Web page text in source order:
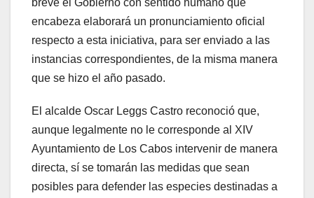
encabeza elaborará un pronunciamiento oficial
respecto a esta iniciativa, para ser enviado a las
instancias correspondientes, de la misma manera
que se hizo el año pasado.
El alcalde Oscar Leggs Castro reconoció que,
aunque legalmente no le corresponde al XIV
Ayuntamiento de Los Cabos intervenir de manera
directa, sí se tomarán las medidas que sean
posibles para defender las especies destinadas a